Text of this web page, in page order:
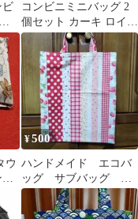
ビ
ニ
コンビニミニバッグ 2
個セット カーキ ロイヤ
ルブルー エコバッグ
ウ
¥500
ハンドメイド エコバ
ッグ サブバッグ コ
ンビニバッグ いち
ご 赤